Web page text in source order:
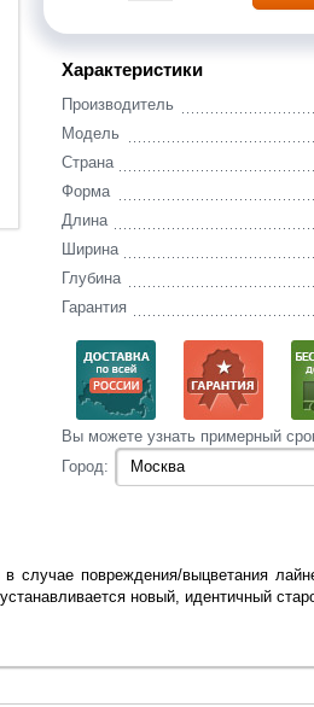
Характеристики
Производитель
Модель
Страна
Форма
Длина
Ширина
Глубина
Гарантия
Вы‌ можете‌ узнать‌ примерный
Город:
случае повреждения/выцветания
новый, идентичный